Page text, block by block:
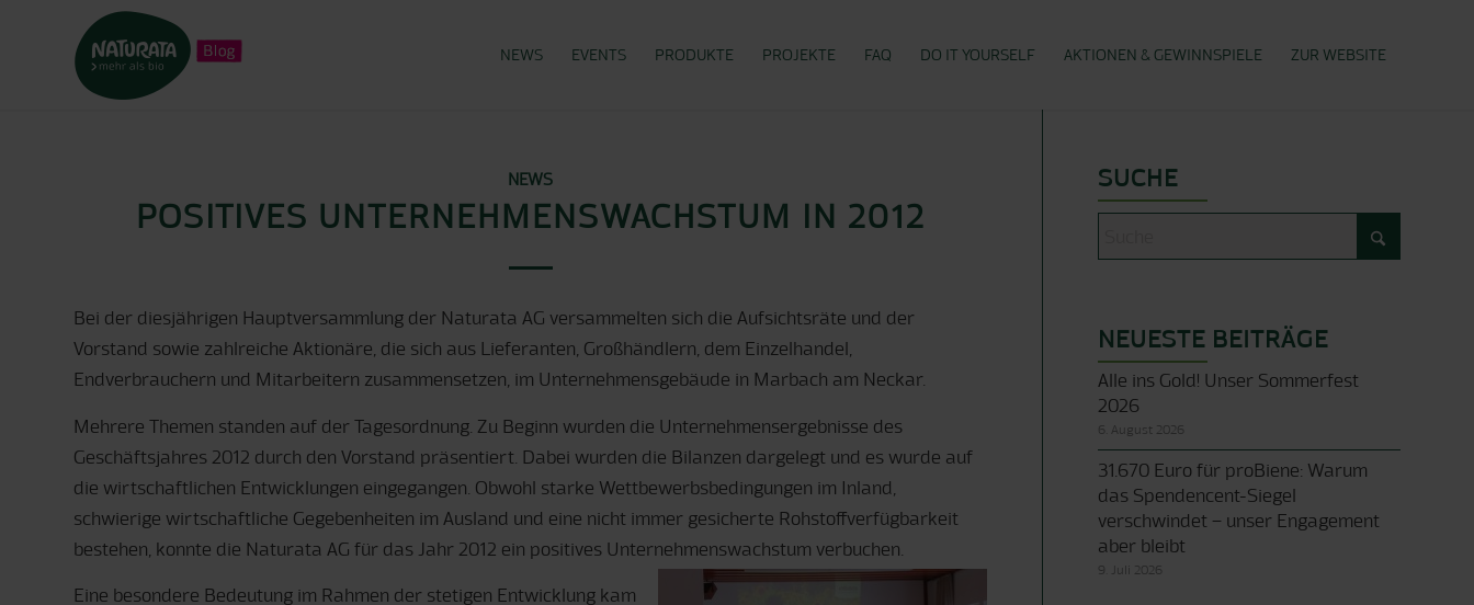
NEWS EVENTS PRODUKTE PROJEKTE FAQ DO IT YOURSELF AKTIONEN & GEWINNSPIELE ZUR WEBSITE
NEWS
POSITIVES UNTERNEHMENSWACHSTUM IN 2012
Bei der diesjährigen Hauptversammlung der Naturata AG versammelten sich die Aufsichtsräte und der
Vorstand sowie zahlreiche Aktionäre, die sich aus Lieferanten, Großhändlern, dem Einzelhandel,
Endverbrauchern und Mitarbeitern zusammensetzen, im Unternehmensgebäude in Marbach am Neckar.
Mehrere Themen standen auf der Tagesordnung. Zu Beginn wurden die Unternehmensergebnisse des
Geschäftsjahres 2012 durch den Vorstand präsentiert. Dabei wurden die Bilanzen dargelegt und es wurde auf
die wirtschaftlichen Entwicklungen eingegangen. Obwohl starke Wettbewerbsbedingungen im Inland,
schwierige wirtschaftliche Gegebenheiten im Ausland und eine nicht immer gesicherte Rohstoffverfügbarkeit
bestehen, konnte die Naturata AG für das Jahr 2012 ein positives Unternehmenswachstum verbuchen.
Eine besondere Bedeutung im Rahmen der stetigen Entwicklung kam
SUCHE
NEUESTE BEITRÄGE
Alle ins Gold! Unser Sommerfest
2026
6. August 2026
31.670 Euro für proBiene: Warum
das Spendencent-Siegel
verschwindet – unser Engagement
aber bleibt
9. Juli 2026